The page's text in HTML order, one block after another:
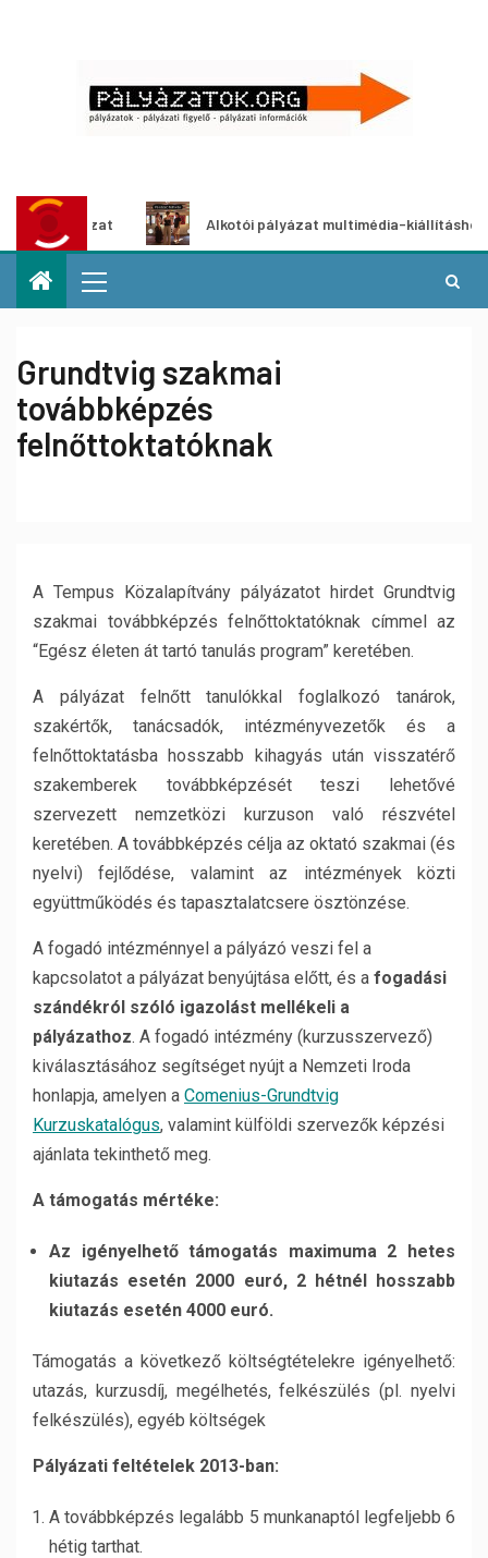
Alkotói pályázat multimédia-kiállításhoz
Grundtvig szakmai
továbbképzés
felnőttoktatóknak
A Tempus Közalapítvány pályázatot hirdet Grundtvig
szakmai továbbképzés felnőttoktatóknak címmel az
“Egész életen át tartó tanulás program” keretében.
A pályázat felnőtt tanulókkal foglalkozó tanárok,
szakértők, tanácsadók, intézményvezetők és a
felnőttoktatásba hosszabb kihagyás után visszatérő
szakemberek továbbképzését teszi lehetővé
szervezett nemzetközi kurzuson való részvétel
keretében. A továbbképzés célja az oktató szakmai (és
nyelvi) fejlődése, valamint az intézmények közti
együttműködés és tapasztalatcsere ösztönzése.
A fogadó intézménnyel a pályázó veszi fel a
kapcsolatot a pályázat benyújtása előtt, és a fogadási
szándékról szóló igazolást mellékeli a
pályázathoz. A fogadó intézmény (kurzusszervező)
kiválasztásához segítséget nyújt a Nemzeti Iroda
honlapja, amelyen a Comenius-Grundtvig
Kurzuskatalógus, valamint külföldi szervezők képzési
ajánlata tekinthető meg.
A támogatás mértéke:
Az igényelhető támogatás maximuma 2 hetes
kiutazás esetén 2000 euró, 2 hétnél hosszabb
kiutazás esetén 4000 euró.
Támogatás a következő költségtételekre igényelhető:
utazás, kurzusdíj, megélhetés, felkészülés (pl. nyelvi
felkészülés), egyéb költségek
Pályázati feltételek 2013-ban:
A továbbképzés legalább 5 munkanaptól legfeljebb 6
hétig tarthat.